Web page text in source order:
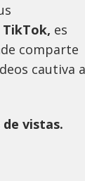
es
comparte
cautiva a
de vistas.